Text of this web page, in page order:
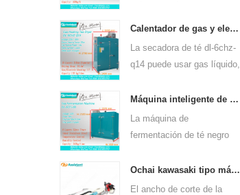
q80 puede usarse para
muchos tipos de té, como
el té verde, el té oolong y
Calentador de gas y electricidad máquina de secado de hojas de té verde 6chz-q14
La secadora de té dl-6chz-
q14 puede usar gas líquido,
puede secar todo tipo de
té, como el té verde, el té
negro, el té oolong, etc.
Máquina inteligente de fermentación de té negro 6cfj-80.
La máquina de
fermentación de té negro
principalmente para
procesar té negro, permite
Ochai kawasaki tipo máquina de cosecha de desplume de hojas de té de un solo hombre 4c-t50a5
El ancho de corte de la